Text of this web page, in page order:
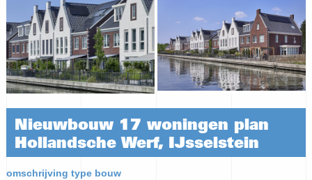
Nieuwbouw 17 woningen plan
Hollandsche Werf, IJsselstein
omschrijving type bouw